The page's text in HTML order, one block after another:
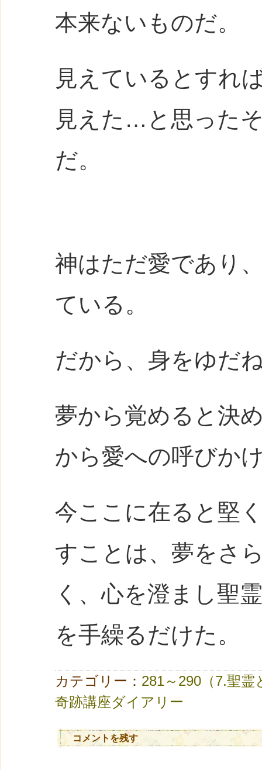
本来ないものだ。
見えているとすれ
見えた…と思った
だ。
神はただ愛であり
ている。
だから、身をゆだ
夢から覚めると決
から愛への呼びか
今ここに在ると堅
すことは、夢をさ
く、心を澄まし聖
を手繰るだけた。
カテゴリー： 281～290（7.聖霊
奇跡講座ダイアリー
コメントを残す